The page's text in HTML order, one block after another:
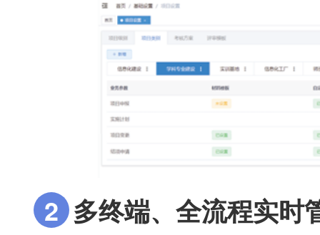
2 多终端、全流程实时